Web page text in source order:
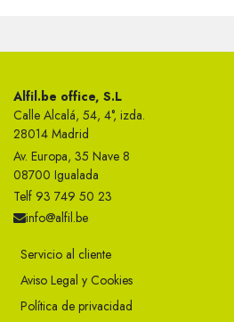
Alfil.be office, S.L
Calle Alcalá, 54, 4°, izda.
28014 Madrid
Av. Europa, 35 Nave 8
08700 Igualada
Telf 93 749 50 23
info@alfil.be
Servicio al cliente
Aviso Legal y Cookies
Política de privacidad